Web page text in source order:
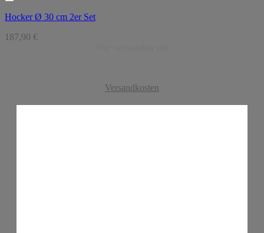
Hocker Ø 30 cm 2er Set
187,90 €
Versandkosten